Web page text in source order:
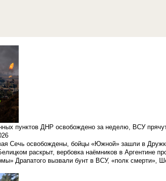
пунктов ДНР освобождено за неделю, ВСУ
Сечь освобождены, бойцы «Южной» зашли в
раскрыт, вербовка наёмников в Аргентине
Драпатого вызвали бунт в ВСУ, «полк смерти»,